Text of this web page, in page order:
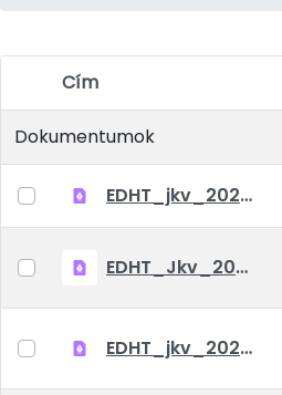
Elem kiválasztása
Cím
Dokumentumok
EDHT_jkv_2026_07_07
EDHT_Jkv_2026_06_03
EDHT_jkv_2026_04_23